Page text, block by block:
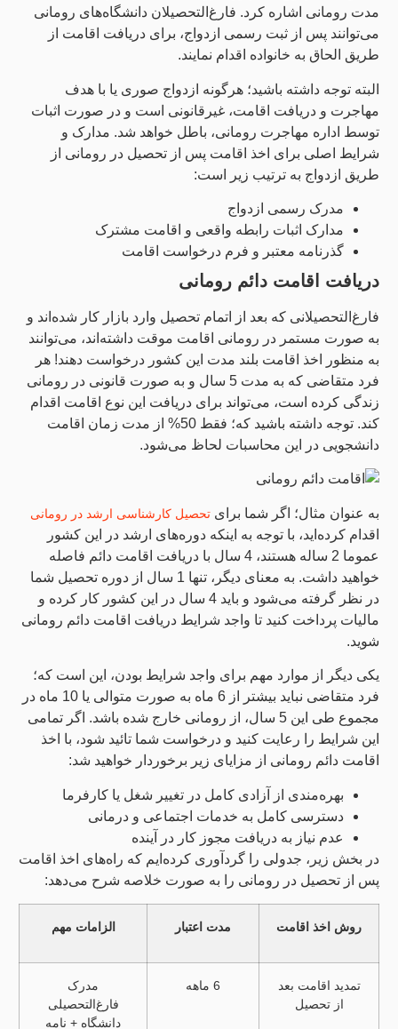
مدت رومانی اشاره کرد. فارغ‌التحصیلان دانشگاه‌های رومانی
می‌توانند پس از ثبت رسمی ازدواج، برای دریافت اقامت از
طریق الحاق به خانواده اقدام نمایند.
البته توجه داشته باشید؛ هرگونه ازدواج صوری یا با هدف
مهاجرت و دریافت اقامت، غیرقانونی است و در صورت اثبات
توسط اداره مهاجرت رومانی، باطل خواهد شد. مدارک و
شرایط اصلی برای اخذ اقامت پس از تحصیل در رومانی از
طریق ازدواج به ترتیب زیر است:
مدرک رسمی ازدواج
مدارک اثبات رابطه واقعی و اقامت مشترک
گذرنامه معتبر و فرم درخواست اقامت
دریافت اقامت دائم رومانی
فارغ‌التحصیلانی که بعد از اتمام تحصیل وارد بازار کار شده‌اند و
به صورت مستمر در رومانی اقامت موقت داشته‌اند، می‌توانند
به منظور اخذ اقامت بلند مدت این کشور درخواست دهند! هر
فرد متقاضی که به مدت 5 سال و به صورت قانونی در رومانی
زندگی کرده است، می‌تواند برای دریافت این نوع اقامت اقدام
کند. توجه داشته باشید که؛ فقط 50% از مدت زمان اقامت
دانشجویی در این محاسبات لحاظ می‌شود.
به عنوان مثال؛ اگر شما برای تحصیل کارشناسی ارشد در رومانی
اقدام کرده‌اید، با توجه به اینکه دوره‌های ارشد در این کشور
عموما 2 ساله هستند، 4 سال با دریافت اقامت دائم فاصله
خواهید داشت. به معنای دیگر، تنها 1 سال از دوره تحصیل شما
در نظر گرفته می‌شود و باید 4 سال در این کشور کار کرده و
مالیات پرداخت کنید تا واجد شرایط دریافت اقامت دائم رومانی
شوید.
یکی دیگر از موارد مهم برای واجد شرایط بودن، این است که؛
فرد متقاضی نباید بیشتر از 6 ماه به صورت متوالی یا 10 ماه در
مجموع طی این 5 سال، از رومانی خارج شده باشد. اگر تمامی
این شرایط را رعایت کنید و درخواست شما تائید شود، با اخذ
اقامت دائم رومانی از مزایای زیر برخوردار خواهید شد:
بهره‌مندی از آزادی کامل در تغییر شغل یا کارفرما
دسترسی کامل به خدمات اجتماعی و درمانی
عدم نیاز به دریافت مجوز کار در آینده
در بخش زیر، جدولی را گردآوری کرده‌ایم که راه‌های اخذ اقامت
پس از تحصیل در رومانی را به صورت خلاصه شرح می‌‎دهد:
روش اخذ اقامت مدت اعتبار الزامات مهم
تمدید اقامت بعد
از تحصیل
6 ماهه
مدرک
فارغ‌التحصیلی
دانشگاه + نامه